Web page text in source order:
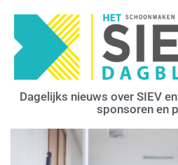
Dagelijks nieuws over SIEV
sponsoren en